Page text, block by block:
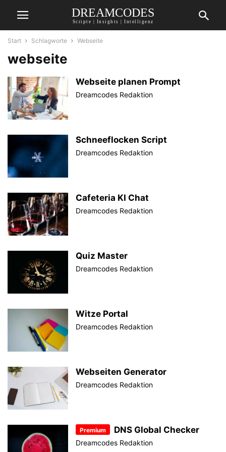
DREAMCODES
Scripte | Insights | Intelligenz
Start Schlagworte Webseite
webseite
Webseite planen Prompt
Dreamcodes Redaktion
Schneeflocken Script
Dreamcodes Redaktion
Cafeteria KI Chat
Dreamcodes Redaktion
Quiz Master
Dreamcodes Redaktion
Witze Portal
Dreamcodes Redaktion
Webseiten Generator
Dreamcodes Redaktion
DNS Global Checker
Dreamcodes Redaktion